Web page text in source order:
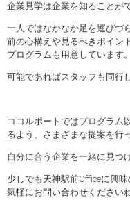
企業見学は企業を知ることが
一人ではなかなか足を運びづ
前の心構えや見るべきポイン
プログラムも用意しています。
可能であればスタッフも同
ココルポートではプログラム
るよう、さまざまな提案を行
自分に合う企業を一緒に見つ
少しでも天神駅前Officeに興
気軽にお問い合わせくださいね